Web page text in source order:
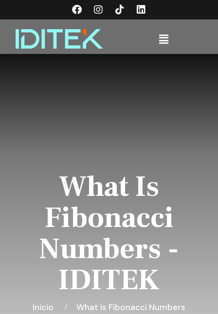
What Is
Fibonacci
Numbers -
IDITEK
Inicio What Is Fibonacci Numbers